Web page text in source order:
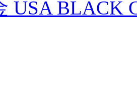
USA BLACK